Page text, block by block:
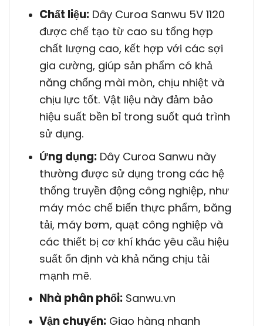
Chất liệu:Dây Curoa Sanwu 5V 1120
được chế tạo từ cao su tổng hợp
chất lượng cao, kết hợp với các sợi
gia cường, giúp sản phẩm có khả
năng chống mài mòn, chịu nhiệt và
chịu lực tốt. Vật liệu này đảm bảo
hiệu suất bền bỉ trong suốt quá trình
sử dụng.
Ứng dụng:Dây Curoa Sanwu này
thường được sử dụng trong các hệ
thống truyền động công nghiệp, như
máy móc chế biến thực phẩm, băng
tải, máy bơm, quạt công nghiệp và
các thiết bị cơ khí khác yêu cầu hiệu
suất ổn định và khả năng chịu tải
mạnh mẽ.
Nhà phân phối:Sanwu.vn
Vận chuyển:Giao hàng nhanh